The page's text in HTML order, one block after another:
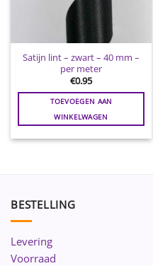
Satijn lint – zwart – 40 mm –
per meter
€0.95
TOEVOEGEN AAN
WINKELWAGEN
BESTELLING
Levering
Voorraad